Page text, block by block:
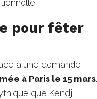
pour fêter
à une demande
à Paris le 15 mars.
que Kendji